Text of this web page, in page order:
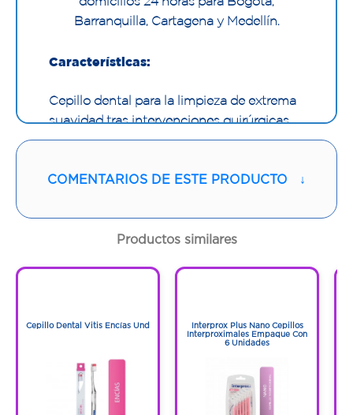
Barranquilla, Cartagena y Medellín.
Características:
Cepillo dental para la limpieza de extrema
suavidad tras intervenciones quirúrgicas.
COMENTARIOS DE ESTE PRODUCTO ↓
Productos similares
Cepillo Dental Vitis Encías Und
Interprox Plus Nano Cepillos
Interproximales Empaque Con
6 Unidades